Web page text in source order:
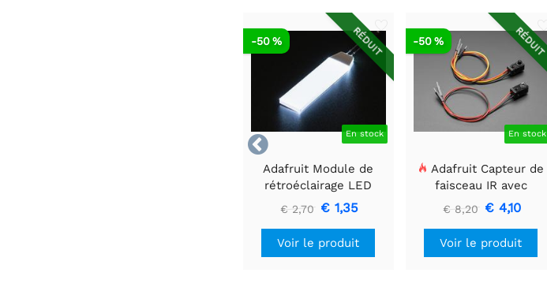

RÉDUIT
En stock
-50 %
Adafruit Module de
rétroéclairage LED
blanc - Petit 12 mm x
40 mm
€ 2,70 € 1,35
Voir le produit
RÉDUIT
En stock
-50 %
Adafruit Capteur de
faisceau IR avec
embouts de câble de
qualité supérieure -
LED 5 mm
€ 8,20 € 4,10
Voir le produit